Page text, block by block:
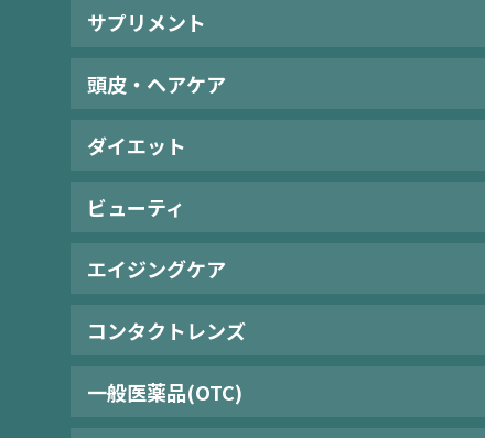
サプリメント
頭皮・ヘアケア
ダイエット
ビューティ
エイジングケア
コンタクトレンズ
一般医薬品(OTC)